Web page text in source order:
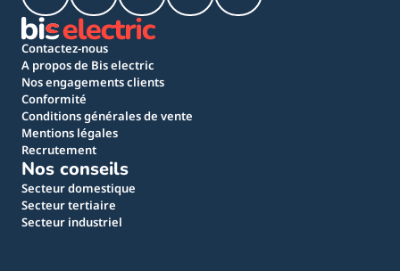
Contactez-nous
A propos de Bis electric
Nos engagements clients
Conformité
Conditions générales de vente
Mentions légales
Recrutement
Nos conseils
Secteur domestique
Secteur tertiaire
Secteur industriel